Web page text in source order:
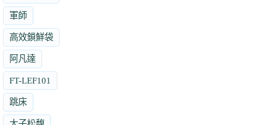
軍師
高效鎖鮮袋
阿凡達
FT-LEF101
跳床